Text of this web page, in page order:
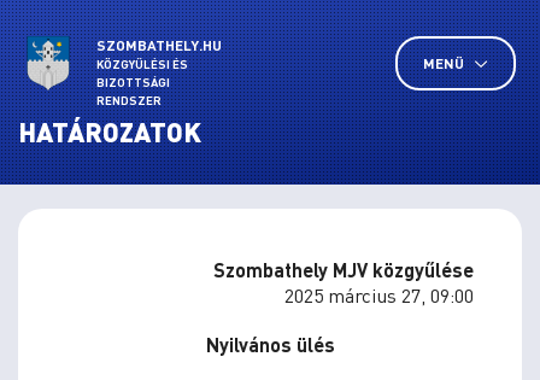
SZOMBATHELY.HU
KÖZGYŰLÉSI ÉS
BIZOTTSÁGI
RENDSZER
MENÜ
HATÁROZATOK
Szombathely MJV közgyűlése
2025 március 27, 09:00
Nyilvános ülés